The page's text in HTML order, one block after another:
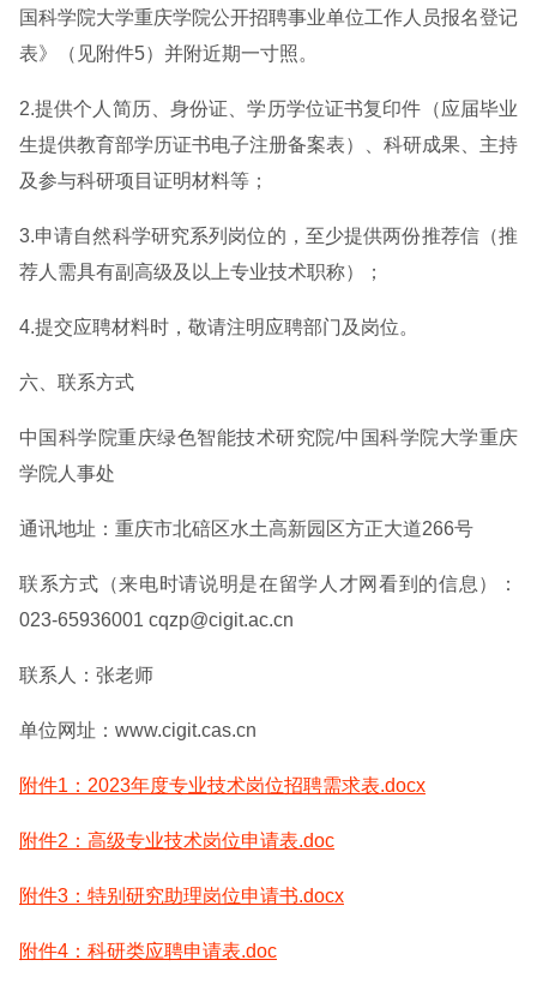
国科学院大学重庆学院公开招聘事业单位工作人员报名登记
表》（见附件5）并附近期一寸照。
2.提供个人简历、身份证、学历学位证书复印件（应届毕业
生提供教育部学历证书电子注册备案表）、科研成果、主持
及参与科研项目证明材料等；
3.申请自然科学研究系列岗位的，至少提供两份推荐信（推
荐人需具有副高级及以上专业技术职称）；
4.提交应聘材料时，敬请注明应聘部门及岗位。
六、联系方式
中国科学院重庆绿色智能技术研究院/中国科学院大学重庆
学院人事处
通讯地址：重庆市北碚区水土高新园区方正大道266号
联系方式（来电时请说明是在留学人才网看到的信息）：
023-65936001 cqzp@cigit.ac.cn
联系人：张老师
单位网址：www.cigit.cas.cn
附件1：2023年度专业技术岗位招聘需求表.docx
附件2：高级专业技术岗位申请表.doc
附件3：特别研究助理岗位申请书.docx
附件4：科研类应聘申请表.doc